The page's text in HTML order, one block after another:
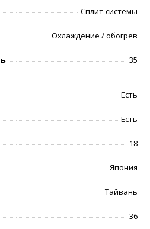
Сплит-системы
Охлаждение / обогрев
35
Есть
Есть
18
Япония
Тайвань
36